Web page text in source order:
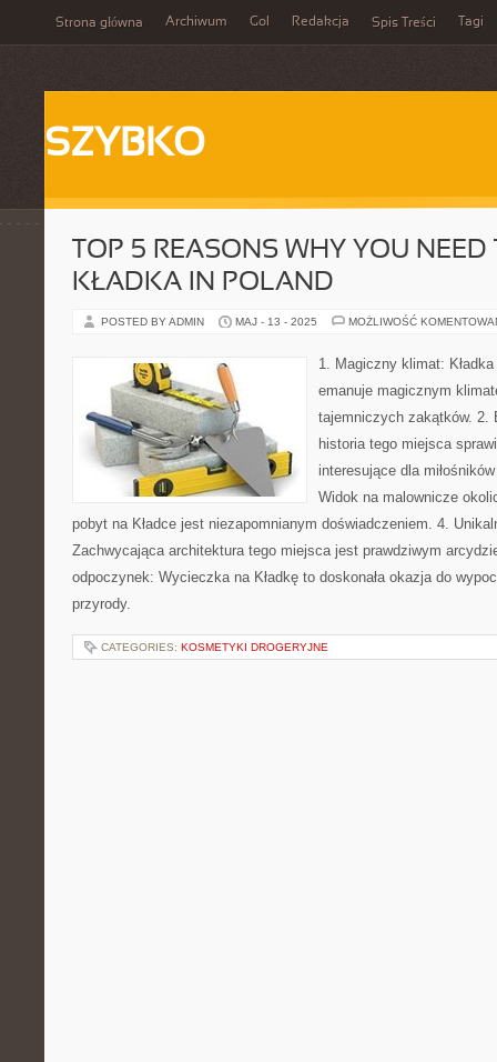
Strona główna Archiwum Gol Redakcja Spis Treści Tagi
SZYBKO
TOP 5 REASONS WHY YOU NEED
KŁADKA IN POLAND
POSTED BY ADMIN MAJ - 13 - 2025 MOŻLIWOŚĆ
1. Magiczny klimat:
emanuje magicznym
tajemniczych zakątków. 2.
historia tego miejsca
interesujące dla
Widok na malownicze
pobyt na Kładce jest niezapomnianym doświadczeniem. 4.
Zachwycająca architektura tego miejsca jest prawdziwym
odpoczynek: Wycieczka na Kładkę to doskonała okazja do
przyrody.
CATEGORIES: KOSMETYKI DROGERYJNE